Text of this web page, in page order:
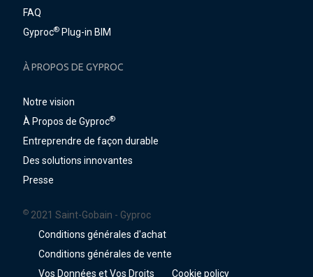
FAQ
Gyproc® Plug-in BIM
À PROPOS DE GYPROC
Notre vision
À Propos de Gyproc®
Entreprendre de façon durable
Des solutions innovantes
Presse
© 2021 Saint-Gobain - Gyproc
Conditions générales d'achat
Conditions générales de vente
Vos Données et Vos Droits
Cookie policy